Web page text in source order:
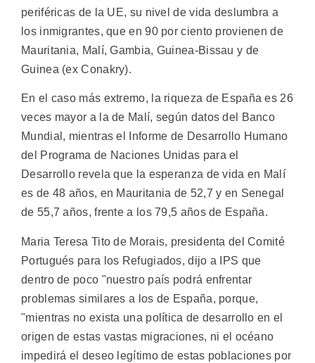
periféricas de la UE, su nivel de vida deslumbra a
los inmigrantes, que en 90 por ciento provienen de
Mauritania, Malí, Gambia, Guinea-Bissau y de
Guinea (ex Conakry).
En el caso más extremo, la riqueza de España es 26
veces mayor a la de Malí, según datos del Banco
Mundial, mientras el Informe de Desarrollo Humano
del Programa de Naciones Unidas para el
Desarrollo revela que la esperanza de vida en Malí
es de 48 años, en Mauritania de 52,7 y en Senegal
de 55,7 años, frente a los 79,5 años de España.
Maria Teresa Tito de Morais, presidenta del Comité
Portugués para los Refugiados, dijo a IPS que
dentro de poco "nuestro país podrá enfrentar
problemas similares a los de España, porque,
"mientras no exista una política de desarrollo en el
origen de estas vastas migraciones, ni el océano
impedirá el deseo legítimo de estas poblaciones por